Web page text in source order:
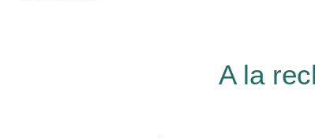
A la